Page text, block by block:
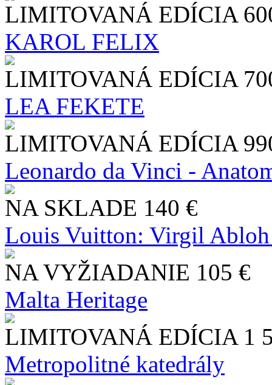
LIMITOVANÁ EDÍCIA
KAROL FELIX
LIMITOVANÁ EDÍCIA
LEA FEKETE
LIMITOVANÁ EDÍCIA
Leonardo da Vinci -
NA SKLADE 140 €
Louis Vuitton: Virgil
NA VYŽIADANIE 105 €
Malta Heritage
LIMITOVANÁ EDÍCIA 1
Metropolitné katedrály